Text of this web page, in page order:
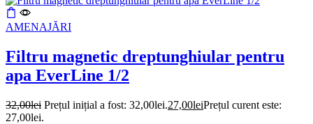
AMENAJĂRI
Filtru magnetic dreptunghiular pentru
apa EverLine 1/2
32,00lei Prețul inițial a fost: 32,00lei.27,00leiPrețul curent este:
27,00lei.